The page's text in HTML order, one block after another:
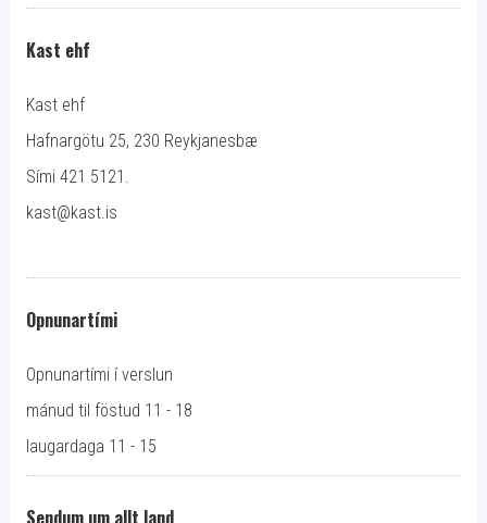
Kast ehf
Kast ehf
Hafnargötu 25, 230 Reykjanesbæ
Sími 421 5121.
kast@kast.is
Opnunartími
Opnunartími í verslun
mánud til föstud 11 - 18
laugardaga 11 - 15
Sendum um allt land